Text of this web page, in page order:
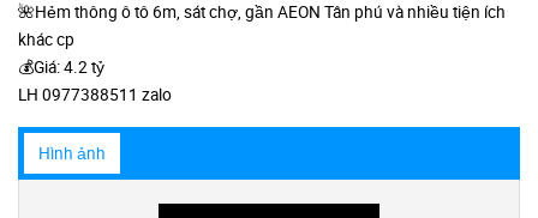
🌺Hẻm thông ô tô 6m, sát chợ, gần AEON Tân phú và nhiều tiện ích
khác cp
💰Giá: 4.2 tỷ
LH 0977388511 zalo
Hình ảnh